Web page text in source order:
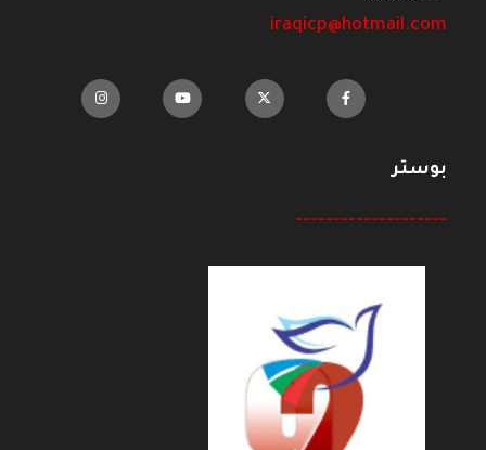
iraqicp@hotmail.com
بوستر
--------------------